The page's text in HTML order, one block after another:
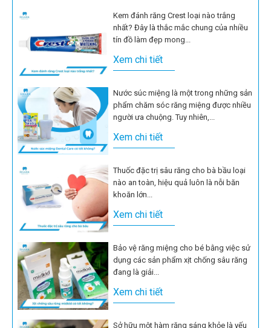
Kem đánh răng Crest loại nào trắng
nhất? Đây là thắc mắc chung của nhiều
tín đồ làm đẹp mong...
Xem chi tiết
Nước súc miệng là một trong những sản
phẩm chăm sóc răng miệng được nhiều
người ưa chuộng. Tuy nhiên,...
Xem chi tiết
Thuốc đặc trị sâu răng cho bà bầu loại
nào an toàn, hiệu quả luôn là nỗi băn
khoăn lớn...
Xem chi tiết
Bảo vệ răng miệng cho bé bằng việc sử
dụng các sản phẩm xịt chống sâu răng
đang là giải...
Xem chi tiết
Sở hữu một hàm răng sáng khỏe là yếu